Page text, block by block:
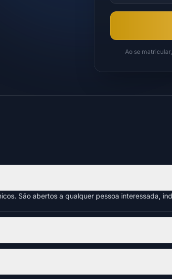
Ao se
São abertos a qualquer pessoa interessada,